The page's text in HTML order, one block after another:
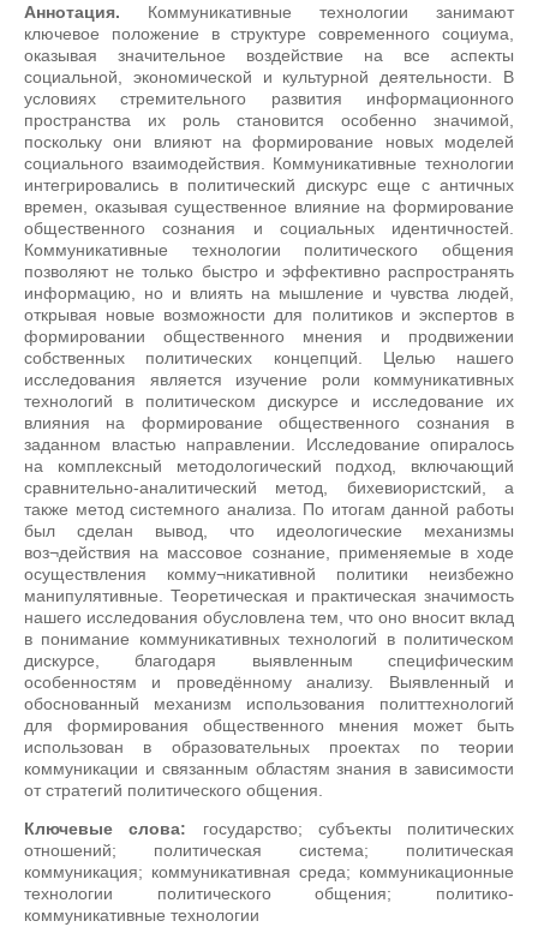
Аннотация. Коммуникативные технологии занимают
ключевое положение в структуре современного социума,
оказывая значительное воздействие на все аспекты
социальной, экономической и культурной деятельности. В
условиях стремительного развития информационного
пространства их роль становится особенно значимой,
поскольку они влияют на формирование новых моделей
социального взаимодействия. Коммуникативные технологии
интегрировались в политический дискурс еще с античных
времен, оказывая существенное влияние на формирование
общественного сознания и социальных идентичностей.
Коммуникативные технологии политического общения
позволяют не только быстро и эффективно распространять
информацию, но и влиять на мышление и чувства людей,
открывая новые возможности для политиков и экспертов в
формировании общественного мнения и продвижении
собственных политических концепций. Целью нашего
исследования является изучение роли коммуникативных
технологий в политическом дискурсе и исследование их
влияния на формирование общественного сознания в
заданном властью направлении. Исследование опиралось
на комплексный методологический подход, включающий
сравнительно-аналитический метод, бихевиористский, а
также метод системного анализа. По итогам данной работы
был сделан вывод, что идеологические механизмы
воз¬действия на массовое сознание, применяемые в ходе
осуществления комму¬никативной политики неизбежно
манипулятивные. Теоретическая и практическая значимость
нашего исследования обусловлена тем, что оно вносит вклад
в понимание коммуникативных технологий в политическом
дискурсе, благодаря выявленным специфическим
особенностям и проведённому анализу. Выявленный и
обоснованный механизм использования политтехнологий
для формирования общественного мнения может быть
использован в образовательных проектах по теории
коммуникации и связанным областям знания в зависимости
от стратегий политического общения.
Ключевые слова: государство; субъекты политических
отношений; политическая система; политическая
коммуникация; коммуникативная среда; коммуникационные
технологии политического общения; политико-
коммуникативные технологии